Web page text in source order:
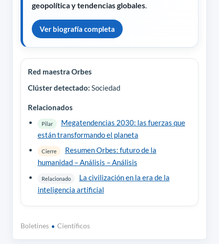
geopolítica y tendencias globales.
Ver biografía completa
Red maestra Orbes
Clúster detectado: Sociedad
Relacionados
Pilar
Megatendencias 2030: las fuerzas que
están transformando el planeta
Cierre
Resumen Orbes: futuro de la
humanidad – Análisis – Análisis
Relacionado
La civilización en la era de la
inteligencia artificial
Boletines Científicos